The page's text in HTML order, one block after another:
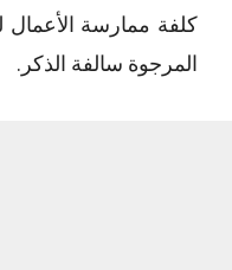
كلفة ممارسة الأعمال
المرجوة سالفة الذكر.